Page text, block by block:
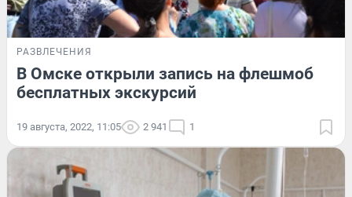
РАЗВЛЕЧЕНИЯ
В Омске открыли запись на флешмоб
бесплатных экскурсий
19 августа, 2022, 11:05 2 941 1